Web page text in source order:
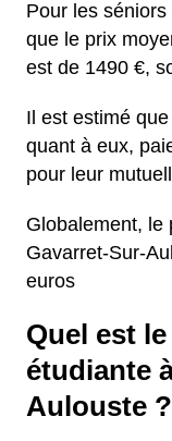
Pour les
que le prix
est de 1490 €,
Il est estimé
quant à eux,
pour leur
Globalement, le
Gavarret-Sur-
euros
Quel est
étudiante
Aulouste ?